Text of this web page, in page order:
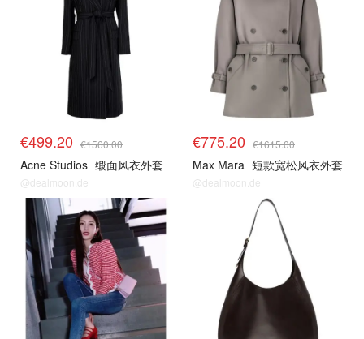
€499.20 €1560.00
Acne Studios 缎面风衣外套
@dealmoon.de
€775.20 €1615.00
Max Mara 短款宽松风衣外套
@dealmoon.de